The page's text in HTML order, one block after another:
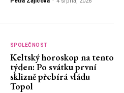
SPOLEČNOST
Keltský horoskop na tento
týden: Po svátku první
sklizně přebírá vládu
Topol